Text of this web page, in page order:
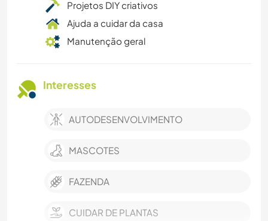
Projetos DIY criativos
Ajuda a cuidar da casa
Manutenção geral
Interesses
AUTODESENVOLVIMENTO
MASCOTES
FAZENDA
CUIDAR DE PLANTAS